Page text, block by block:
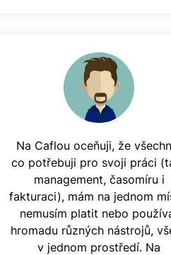
Na Caflou oceňuji, že
co potřebuji pro svoji práci
management, časomíru i
fakturaci), mám na jednom
nemusím platit nebo
hromadu různých nástrojů,
v jednom prostředí. Na